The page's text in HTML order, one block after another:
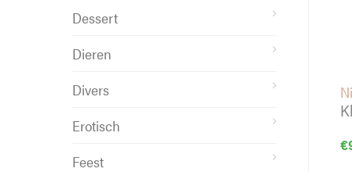
€
Dessert
Dieren
Divers
Erotisch
Feest